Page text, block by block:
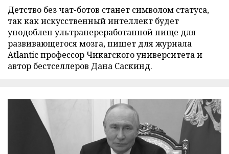
Детство без чат-ботов станет символом статуса,
так как искусственный интеллект будет
уподоблен ультрапереработанной пище для
развивающегося мозга, пишет для журнала
Atlantic профессор Чикагского университета и
автор бестселлеров Дана Саскинд.